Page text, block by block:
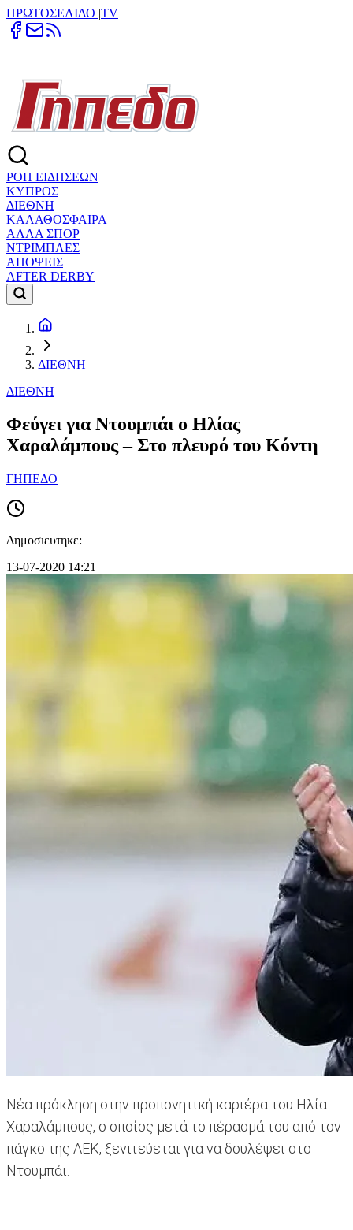
ΠΡΩΤΟΣΕΛΙΔΟ |TV
ΡΟΗ ΕΙΔΗΣΕΩΝ
ΚΥΠΡΟΣ
ΔΙΕΘΝΗ
ΚΑΛΑΘΟΣΦΑΙΡΑ
ΑΛΛΑ ΣΠΟΡ
ΝΤΡΙΜΠΛΕΣ
ΑΠΟΨΕΙΣ
AFTER DERBY
ΔΙΕΘΝΗ
ΔΙΕΘΝΗ
Φεύγει για Ντουμπάι ο Ηλίας
Χαραλάμπους – Στο πλευρό του Κόντη
ΓΗΠΕΔΟ
Δημοσιευτηκε:
13-07-2020 14:21
Νέα πρόκληση στην προπονητική καριέρα του Ηλία
Χαραλάμπους, ο οποίος μετά το πέρασμά του από τον
πάγκο της ΑΕΚ, ξενιτεύεται για να δουλέψει στο
Ντουμπάι.